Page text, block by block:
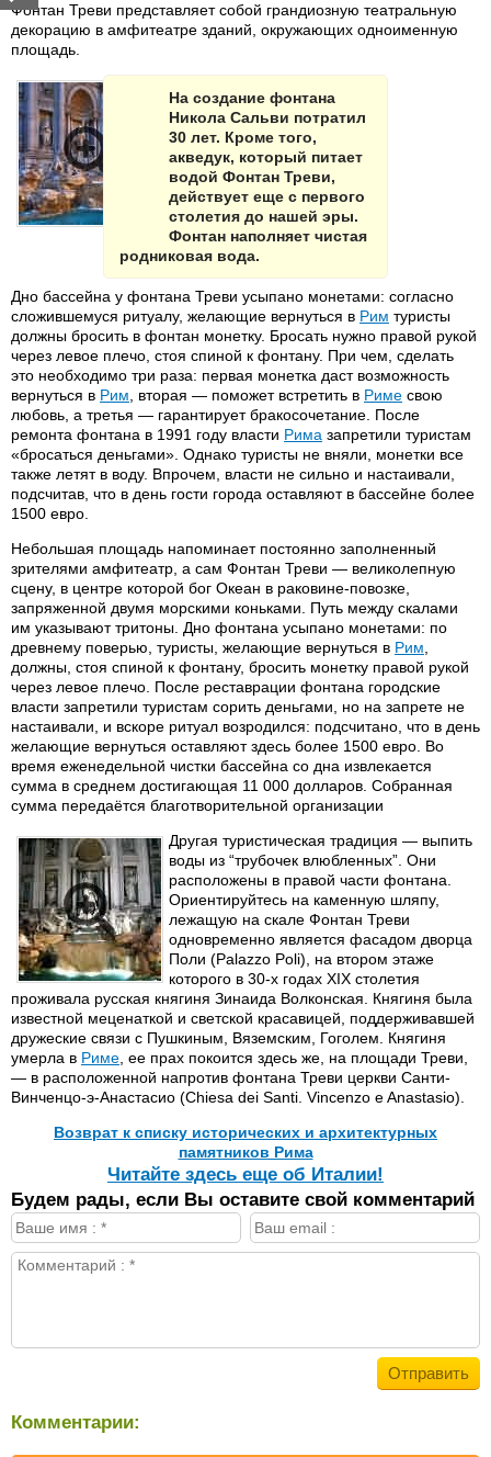
Фонтан Треви представляет собой грандиозную театральную
декорацию в амфитеатре зданий, окружающих одноименную
площадь.
На создание фонтана
Никола Сальви потратил
30 лет. Кроме того,
акведук, который питает
водой Фонтан Треви,
действует еще с первого
столетия до нашей эры.
Фонтан наполняет чистая
родниковая вода.
Дно бассейна у фонтана Треви усыпано монетами: согласно
сложившемуся ритуалу, желающие вернуться в Рим туристы
должны бросить в фонтан монетку. Бросать нужно правой рукой
через левое плечо, стоя спиной к фонтану. При чем, сделать
это необходимо три раза: первая монетка даст возможность
вернуться в Рим , вторая — поможет встретить в Риме свою
любовь, а третья — гарантирует бракосочетание. После
ремонта фонтана в 1991 году власти Рима запретили туристам
«бросаться деньгами». Однако туристы не вняли, монетки все
также летят в воду. Впрочем, власти не сильно и настаивали,
подсчитав, что в день гости города оставляют в бассейне более
1500 евро.
Небольшая площадь напоминает постоянно заполненный
зрителями амфитеатр, а сам Фонтан Треви — великолепную
сцену, в центре которой бог Океан в раковине-повозке,
запряженной двумя морскими коньками. Путь между скалами
им указывают тритоны. Дно фонтана усыпано монетами: по
древнему поверью, туристы, желающие вернуться в Рим
должны, стоя спиной к фонтану, бросить монетку правой рукой
через левое плечо. После реставрации фонтана городские
власти запретили туристам сорить деньгами, но на запрете не
настаивали, и вскоре ритуал возродился: подсчитано, что в день
желающие вернуться оставляют здесь более 1500 евро. Во
время еженедельной чистки бассейна со дна извлекается
сумма в среднем достигающая 11 000 долларов. Собранная
сумма передаётся благотворительной организации
Другая туристическая традиция — выпить
воды из “трубочек влюбленных”. Они
расположены в правой части фонтана.
Ориентируйтесь на каменную шляпу,
лежащую на скале Фонтан Треви
одновременно является фасадом дворца
Поли (Palazzo Poli), на втором этаже
которого в 30-х годах XIX столетия
проживала русская княгиня Зинаида Волконская. Княгиня была
известной меценаткой и светской красавицей, поддерживавшей
дружеские связи с Пушкиным, Вяземским, Гоголем. Княгиня
умерла в Риме , ее прах покоится здесь же, на площади Треви,
— в расположенной напротив фонтана Треви церкви Санти-
Винченцо-э-Анастасио (Chiesa dei Santi. Vincenzo e Anastasio).
Возврат к списку исторических и архитектурных
памятников Рима
Читайте здесь еще об Италии!
Будем рады, если Вы оставите свой комментарий
Комментарии: